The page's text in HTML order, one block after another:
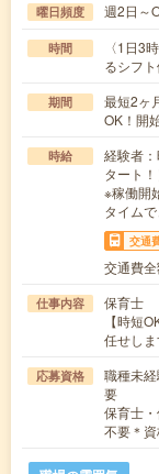
曜日頻度 週2日～
時間
〈1日3
るシフ
期間
最短2
OK！開
時給
経験者
タート
※稼働開
タイム
交通
交通費
仕事内容
保育士
【時短
任せし
応募資格
職種未
要
保育士
不要＊